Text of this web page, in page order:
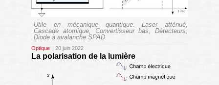
Utile en mécanique quantique. Laser atténué,
Cascade atomique, Convertisseur bas, Détecteurs,
Diode à avalanche SPAD
Optique | 20 juin 2022
La polarisation de la lumière